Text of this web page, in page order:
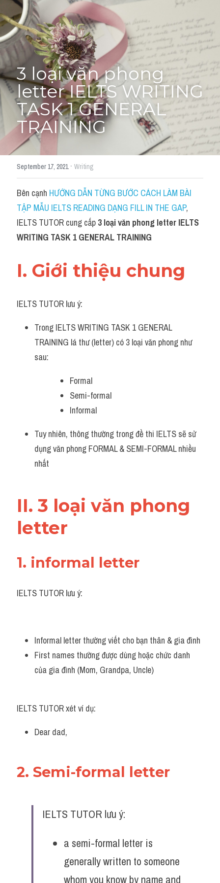
Cách diễn đạt
IELTS Videos - Ebook
Điểm báo
Adj
Idiom
Khác
Từ vựng theo topic
Từ vựng theo Topic
Vocabulary - Grammar
Grammar
Cách paraphrase
Verb
Cấu trúc câu
Giải đề THPT
Report đề thi thật IELTS GENERAL
Adv
Từ vựng theo tiền tố
Phân biệt từ
Đề thi thật Task 2
Listening
Homepage
HỌC THỬ →
3 loại văn phong
letter IELTS WRITING
TASK 1 GENERAL
TRAINING
September 17, 2021· Writing
Bên cạnh HƯỚNG DẪN TỪNG BƯỚC CÁCH LÀM BÀI
TẬP MẪU IELTS READING DẠNG FILL IN THE GAP,
IELTS TUTOR cung cấp 3 loại văn phong letter IELTS
WRITING TASK 1 GENERAL TRAINING
I. Giới thiệu chung
IELTS TUTOR lưu ý:
Trong IELTS WRITING TASK 1 GENERAL
TRAINING lá thư (letter) có 3 loại văn phong như
sau:
Formal
Semi-formal
Informal
Tuy nhiên, thông thường trong đề thi IELTS sẽ sử
dụng văn phong FORMAL & SEMI-FORMAL nhiều
nhất
II. 3 loại văn phong
letter
1. informal letter
IELTS TUTOR lưu ý:
Informal letter thường viết cho bạn thân & gia đình
First names thường được dùng hoặc chức danh
của gia đình (Mom, Grandpa, Uncle)
IELTS TUTOR xét ví dụ:
Dear dad,
2. Semi-formal letter
IELTS TUTOR lưu ý:
a semi-formal letter is
generally written to someone
whom you know by name and